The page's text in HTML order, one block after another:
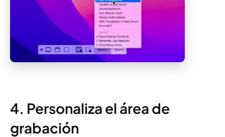
4. Personaliza el área de
grabación